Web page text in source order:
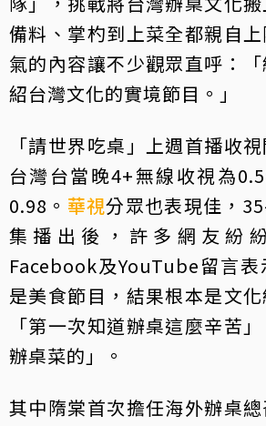
備料、掌杓到上菜全都親自
氣的內容讓不少觀眾直呼：
紹台灣文化的實境節目。」
「請世界吃桌」上週首播收
台灣台當晚4+無線收視為
0.98。 華視分眾也表現佳，
集播出後，許多網友紛
Facebook及YouTube留言
是美食節目，結果根本是文化
「第一次知道辦桌這麼辛苦
辦桌菜的」。
其中隋棠首次擔任海外辦桌